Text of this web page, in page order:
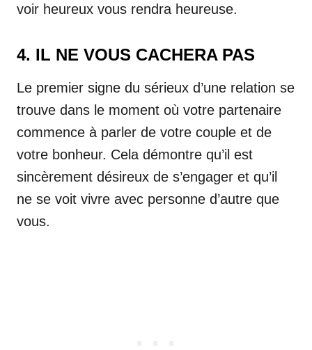
voir heureux vous rendra heureuse.
4. IL NE VOUS CACHERA PAS
Le premier signe du sérieux d’une relation se
trouve dans le moment où votre partenaire
commence à parler de votre couple et de
votre bonheur. Cela démontre qu’il est
sincèrement désireux de s’engager et qu’il
ne se voit vivre avec personne d’autre que
vous.